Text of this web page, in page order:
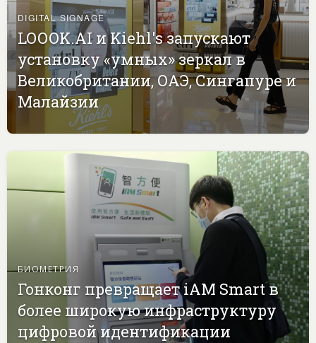
DIGITAL SIGNAGE
LOOOK.AI и Kiehl's запускают
установку «умных» зеркал в
Великобритании, ОАЭ, Сингапуре и
Малайзии
БИОМЕТРИЯ
Гонконг превращает iAM Smart в
более широкую инфраструктуру
цифровой идентификации